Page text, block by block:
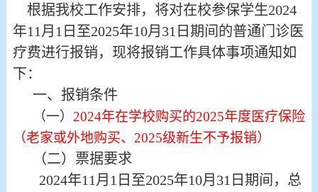
根据我校工作安排，将对在校参保学生2024
年11月1日至2025年10月31日期间的普通门诊医
疗费进行报销，现将报销工作具体事项通知如
下：
一、报销条件
（一） 2024年在学校购买的2025年度医疗保险
（老家或外地购买、2025级新生不予报销）
（二）票据要求
2024年11月1日至2025年10月31日期间，总